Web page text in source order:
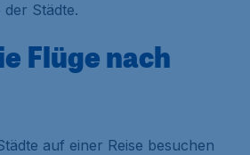
der Städte.
Flüge nach
auf einer Reise besuchen